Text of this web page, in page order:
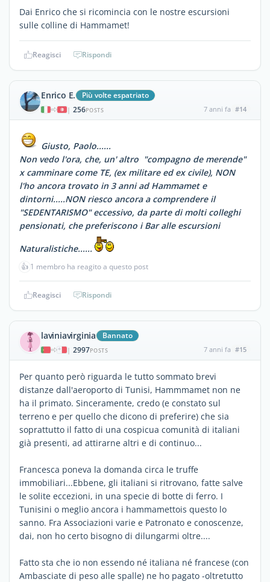
Dai Enrico che si ricomincia con le nostre escursioni
sulle colline di Hammamet!
Reagisci Rispondi
Enrico E. Più volte espatriato
| 256POSTS 7 anni fa #14
Giusto, Paolo......
Non vedo l'ora, che, un' altro "compagno de merende"
x camminare come TE, (ex militare ed ex civile), NON
l'ho ancora trovato in 3 anni ad Hammamet e
dintorni.....NON riesco ancora a comprendere il
"SEDENTARISMO" eccessivo, da parte di molti colleghi
pensionati, che preferiscono i Bar alle escursioni
Naturalistiche......
👍 1 membro ha reagito a questo post
Reagisci Rispondi
laviniavirginia Bannato
| 2997POSTS 7 anni fa #15
Per quanto però riguarda le tutto sommato brevi
distanze dall'aeroporto di Tunisi, Hammmamet non ne
ha il primato. Sinceramente, credo (e constato sul
terreno e per quello che dicono di preferire) che sia
soprattutto il fatto di una cospicua comunità di italiani
già presenti, ad attirarne altri e di continuo...
Francesca poneva la domanda circa le truffe
immobiliari...Ebbene, gli italiani si ritrovano, fatte salve
le solite eccezioni, in una specie di botte di ferro. I
Tunisini o meglio ancora i hammamettois questo lo
sanno. Fra Associazioni varie e Patronato e conoscenze,
dai, non ho certo bisogno di dilungarmi oltre....
Fatto sta che io non essendo né italiana né francese (con
Ambasciate di peso alle spalle) ne ho pagato -oltretutto